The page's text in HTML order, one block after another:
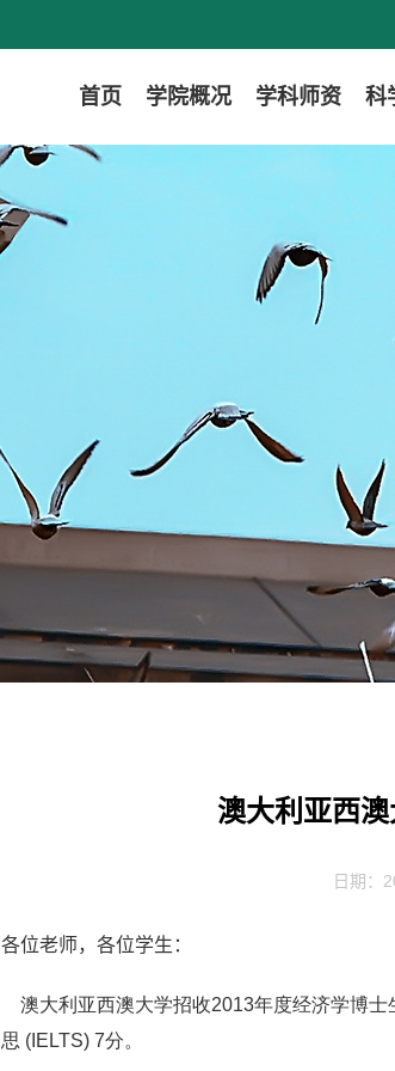
首页 学院概况 学科师资 科
澳大利亚西
日期：
各位老师，各位学生：
澳大利 亚西澳大学招收2013年度经济学博士
思 (IELTS) 7分。